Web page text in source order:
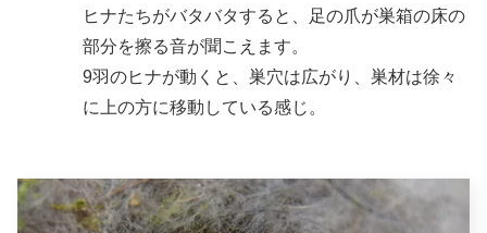
ヒナたちがバタバタすると、足の爪が巣箱の床の
部分を擦る音が聞こえます。
9羽のヒナが動くと、巣穴は広がり、巣材は徐々
に上の方に移動している感じ。